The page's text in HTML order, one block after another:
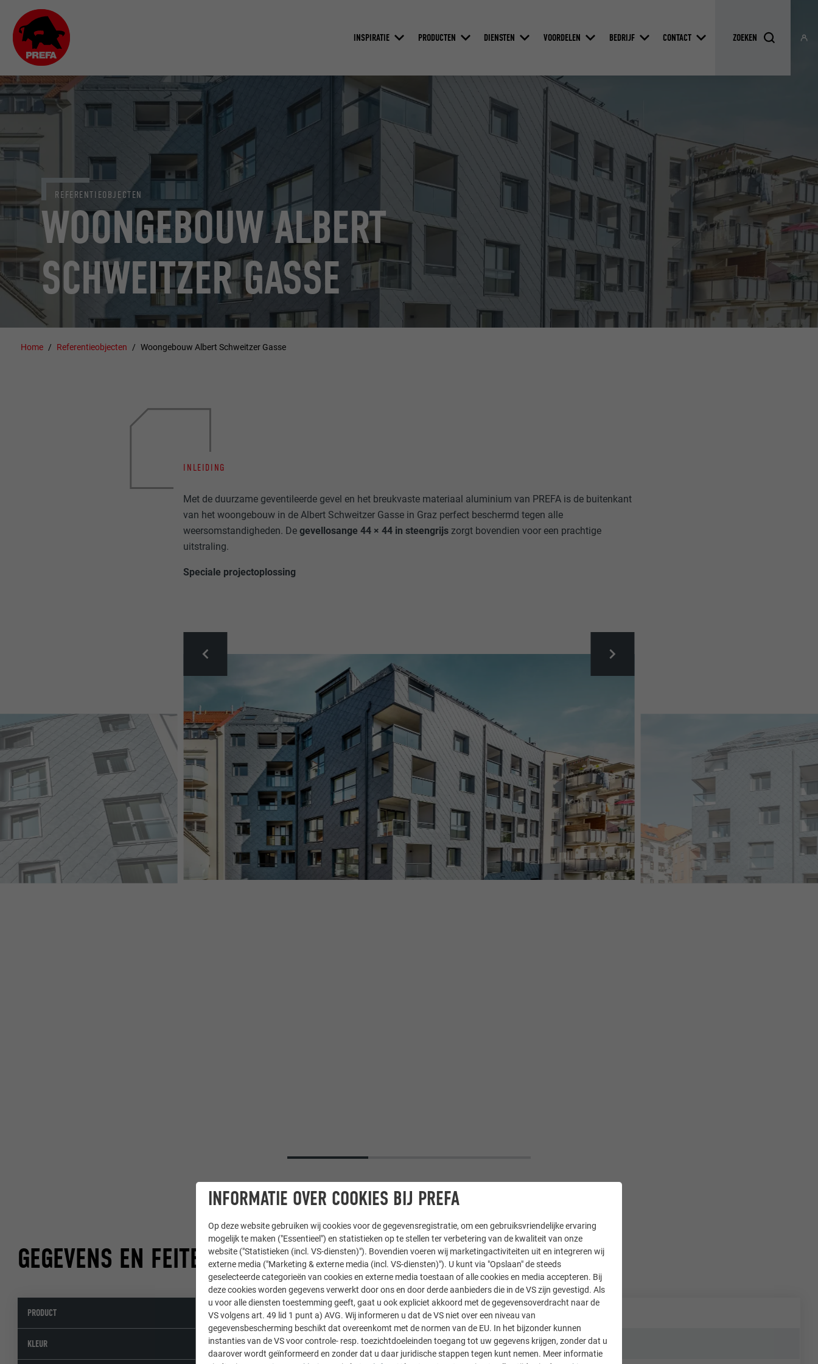
INSPIRATIE PRODUCTEN DIENSTEN VOORDELEN BEDRIJF CONTACT
WOONGEBOUW ALBERT
SCHWEITZER GASSE
REFERENTIEOBJECTEN
Home Referentieobjecten Woongebouw Albert Schweitzer Gasse
INLEIDING
Met de duurzame geventileerde gevel en het breukvaste materiaal aluminium van PREFA is de buitenkant
van het woongebouw in de Albert Schweitzer Gasse in Graz perfect beschermd tegen alle
weersomstandigheden. Degevellosange 44 × 44 in steengrijszorgt bovendien voor een prachtige
uitstraling.
Speciale projectoplossing
GEGEVENS EN FEITEN
PRODUCT Daklosange 44 × 44 ,Gevellosange 44 × 44
KLEUR 43 P.10 steengrijs
INFORMATIE OVER COOKIES BIJ PREFA
Op deze website gebruiken wij cookies voor de gegevensregistratie, om een gebruiksvriendelijke ervaring
mogelijk te maken ("Essentieel") en statistieken op te stellen ter verbetering van de kwaliteit van onze
website ("Statistieken (incl. VS-diensten)"). Bovendien voeren wij marketingactiviteiten uit en integreren wij
externe media ("Marketing & externe media (incl. VS-diensten)"). U kunt via "Opslaan" de steeds
geselecteerde categorieën van cookies en externe media toestaan of alle cookies en media accepteren. Bij
deze cookies worden gegevens verwerkt door ons en door derde aanbieders die in de VS zijn gevestigd. Als
u voor alle diensten toestemming geeft, gaat u ook expliciet akkoord met de gegevensoverdracht naar de
VS volgens art. 49 lid 1 punt a) AVG. Wij informeren u dat de VS niet over een niveau van
gegevensbescherming beschikt dat overeenkomt met de normen van de EU. In het bijzonder kunnen
instanties van de VS voor controle- resp. toezichtdoeleinden toegang tot uw gegevens krijgen, zonder dat u
daarover wordt geïnformeerd en zonder dat u daar juridische stappen tegen kunt nemen. Meer informatie